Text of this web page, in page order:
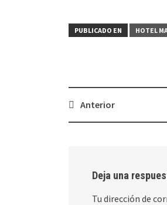
PUBLICADO EN HOTEL
Navegación
de
Anterior
Deja una
Tu dirección de